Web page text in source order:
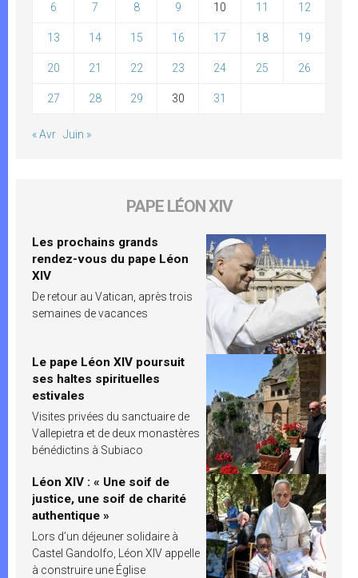
6 7 8 9 10 11 12
13 14 15 16 17 18 19
20 21 22 23 24 25 26
27 28 29 30 31
« Avr Juin »
PAPE LÉON XIV
Les prochains grands
rendez-vous du pape Léon
XIV
De retour au Vatican, après trois
semaines de vacances
Le pape Léon XIV poursuit
ses haltes spirituelles
estivales
Visites privées du sanctuaire de
Vallepietra et de deux monastères
bénédictins à Subiaco
Léon XIV : « Une soif de
justice, une soif de charité
authentique »
Lors d’un déjeuner solidaire à
Castel Gandolfo, Léon XIV appelle
à construire une Église